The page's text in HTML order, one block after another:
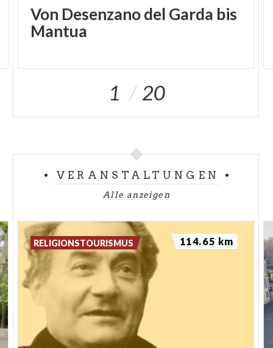
Von Desenzano del Garda bis
Mantua
1 20
VERANSTALTUNGEN
Alle anzeigen
RELIGIONSTOURISMUS 114.65 km